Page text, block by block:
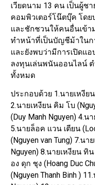
เวียดนาม 13 คน เป็นผู้ช
คอมพิวเตอร์โน๊ตบุ๊ค โด
และชักชวนให้คนอื่นเข้า
ทำหน้าที่เป็นบัญชีม้าในก
และยังพบว่ามีการเปิดแ
ลงทุนเล่นพนันออนไลน์ ต
ทั้งหมด
ประกอบด้วย 1.นายเหงีย
2.นายเหงียน คิม โบ
(Duy Manh Nguyen) 4.น
5.นายล็อค แวน เตียน
(Nguyen van Tung) 7.น
Nguyen) 8.นายเหงียน ทิ
อง ดุก ชุง (Hoang Duc
(Nguyen Thanh Binh )